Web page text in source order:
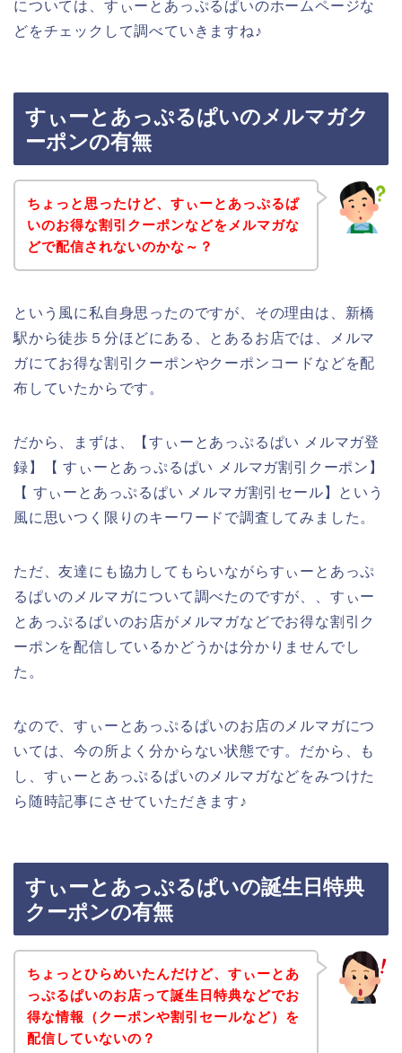
については、すぃーとあっぷるぱいのホームページな
どをチェックして調べていきますね♪
すぃーとあっぷるぱいのメルマガク
ーポンの有無
ちょっと思ったけど、すぃーとあっぷるぱ
いのお得な割引クーポンなどをメルマガな
どで配信されないのかな～？
という風に私自身思ったのですが、その理由は、新橋
駅から徒歩５分ほどにある、とあるお店では、メルマ
ガにてお得な割引クーポンやクーポンコードなどを配
布していたからです。
だから、まずは、【すぃーとあっぷるぱい メルマガ登
録】【 すぃーとあっぷるぱい メルマガ割引クーポン】
【 すぃーとあっぷるぱい メルマガ割引セール】という
風に思いつく限りのキーワードで調査してみました。
ただ、友達にも協力してもらいながらすぃーとあっぷ
るぱいのメルマガについて調べたのですが、、すぃー
とあっぷるぱいのお店がメルマガなどでお得な割引ク
ーポンを配信しているかどうかは分かりませんでし
た。
なので、すぃーとあっぷるぱいのお店のメルマガにつ
いては、今の所よく分からない状態です。だから、も
し、すぃーとあっぷるぱいのメルマガなどをみつけた
ら随時記事にさせていただきます♪
すぃーとあっぷるぱいの誕生日特典
クーポンの有無
ちょっとひらめいたんだけど、すぃーとあ
っぷるぱいのお店って誕生日特典などでお
得な情報（クーポンや割引セールなど）を
配信していないの？